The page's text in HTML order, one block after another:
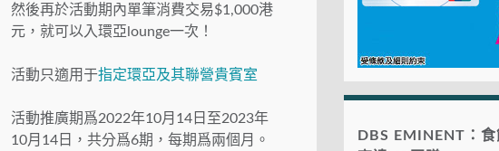
然後再於活動期內單筆消費交易$1,000港
元，就可以入環亞lounge一次！
活動只適用于指定環亞及其聯營貴賓室
活動推廣期爲2022年10月14日至2023年
10月14日，共分爲6期，每期爲兩個月。
DBS EMINENT：